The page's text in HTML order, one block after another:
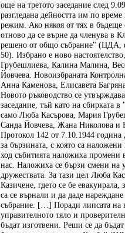
още на третото заседание след
разгледана дейността им по
режим. Ако някоя от тях в бъдеще
отново да се върне да членува в
решено от общо събрание" (ЦДА,
50). Избрано е ново
Грубешлиева, Калина Малина,
Йовчева. Новоизбраната
Анна Каменова, Елисавета
Новото ръководство се
заседание, тъй като на сбирката
само Люба Касърова, Мария
Санда Йовчева, Жана Николова и
Протокол 142 от 7.10.1944 година
за бързината, с която са
ход събитията наложиха промени
нас. Наложиха се бързи смени на
дружествата. За тази цел Люба
Казичене, гдето се бе
са се върнали и да даде
събрание. […] Поради липсата на
управителното тяло и
бъдат изготвени. Реши се да